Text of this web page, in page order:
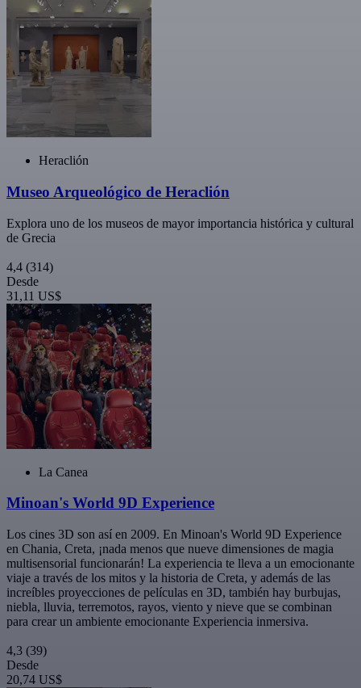
Heraclión
Museo Arqueológico de Heraclión
Explora uno de los museos de mayor importancia histórica y cultural
de Grecia
4,4 (314)
Desde
31,11 US$
La Canea
Minoan's World 9D Experience
Los cines 3D son así en 2009. En Minoan's World 9D Experience
en Chania, Creta, ¡nada menos que nueve dimensiones de magia
multisensorial funcionarán! La experiencia te lleva a un emocionante
viaje a través de los mitos y la historia de Creta, y además de las
increíbles proyecciones de películas en 3D, también hay burbujas,
niebla, lluvia, terremotos, rayos, viento y nieve que se combinan
para crear un ambiente emocionante Experiencia inmersiva.
4,3 (39)
Desde
20,74 US$